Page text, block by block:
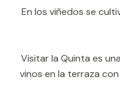
En los viñedos se
Visitar la Quinta es
vinos en la terraza